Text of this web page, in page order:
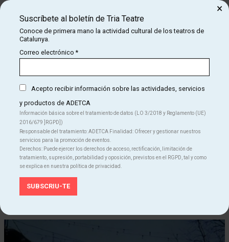
DOCUMENTAL SABER/SUMMUD/PALESTINA
TRADUCCIÓN AL ÁRABE DE LA DRAMATÚRGIA: MOHAMMAD BITARI
ESPACIO ESCÉNICO Y DISEÑO DE ILUMINACIÓN: ÁLVARO CASTILLO
ESPACIO SONORO: XANTAL GABARRÓBERNAT ENRICH
VERSIÓN MUSICAL EN EL BARRIO DEL RAVAL: XDUENDESX
VESTUARIO: RUTH GABARRÓ
MAPA SONOR NACKBA: NISREEN ZAHDA
DISEÑO GRÁFICO Y CONTRNIFOS DIGITALRS DE LA COMPAÑÍA:
Suscríbete al boletín de Tria Teatre
Conoce de primera mano la actividad cultural de los teatros de
Catalunya.
Correo electrónico*
Acepto recibir información sobre las actividades, servicios
y productos de ADETCA
Información básica sobre el tratamiento de datos (LO 3/2018 y Reglamento (UE)
2016/679 ]RGPD])
Responsable del tratamiento: ADETCA Finalidad: Ofrecer y gestionar nuestros
servicios para la promoción de eventos.
Derechos: Puede ejercer los derechos de acceso, rectificación, limitación de
tratamiento, supresión, portabilidad y oposición, previstos en el RGPD, tal y como
se explica en nuestra política de privacidad.
×